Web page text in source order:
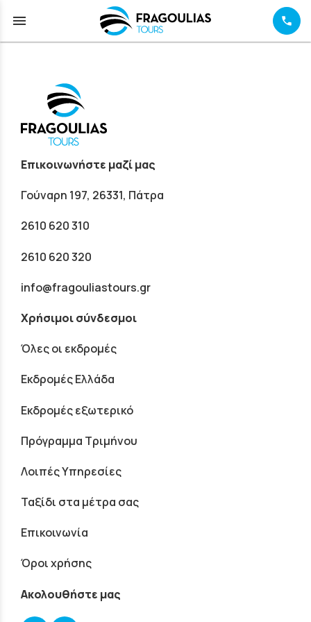
menu
Επικοινωνήστε μαζί μας
Γούναρη 197, 26331, Πάτρα
2610 620 310
2610 620 320
info@fragouliastours.gr
Χρήσιμοι σύνδεσμοι
Όλες οι εκδρομές
Εκδρομές Ελλάδα
Εκδρομές εξωτερικό
Πρόγραμμα Τριμήνου
Λοιπές Υπηρεσίες
Ταξίδι στα μέτρα σας
Επικοινωνία
Όροι χρήσης
Ακολουθήστε μας